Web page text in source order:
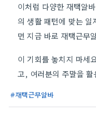
이처럼 다양한 재택알
의 생활 패턴에 맞는
면 지금 바로 재택근무
이 기회를 놓치지 마세
고, 여러분의 주말을
재택근무알바